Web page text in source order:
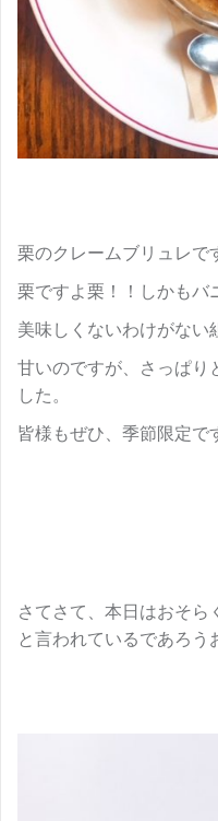
栗のクレームブリュレで
栗ですよ栗！！しかもバ
美味しくないわけがない
甘いのですが、さっぱり
した。
皆様もぜひ、季節限定で
さてさて、本日はおそら
と言われているであろう